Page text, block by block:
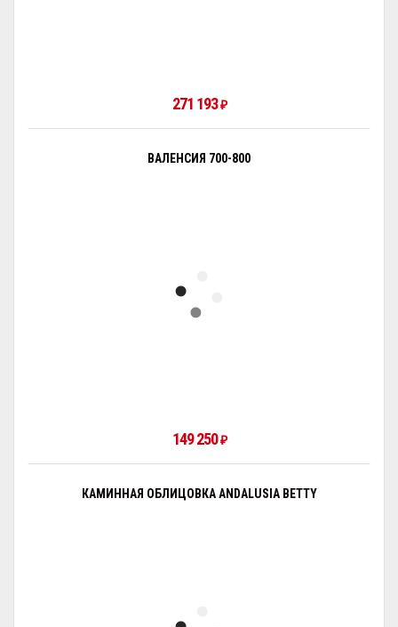
271 193₽
ВАЛЕНСИЯ 700-800
149 250₽
КАМИННАЯ ОБЛИЦОВКА ANDALUSIA BETTY